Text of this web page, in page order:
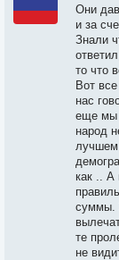
Они
и за
Знали
то что
Вот
нас
еще мы
народ
лучшем
как .. А
суммы.
те
не